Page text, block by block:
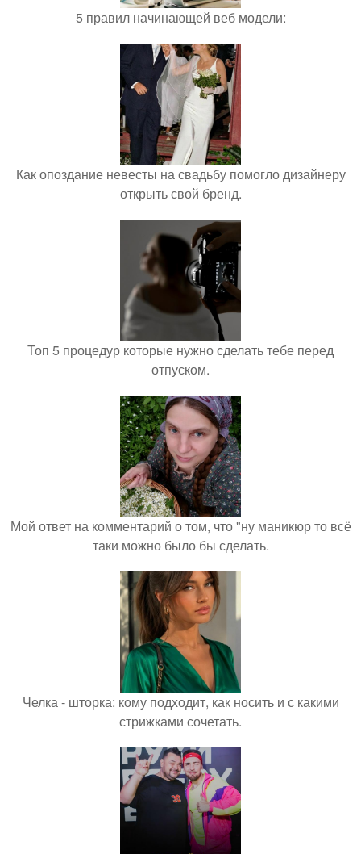
5 правил начинающей веб модели:
Как опоздание невесты на свадьбу помогло дизайнеру
открыть свой бренд.
Топ 5 процедур которые нужно сделать тебе перед
отпуском.
Мой ответ на комментарий о том, что "ну маникюр то всё
таки можно было бы сделать.
Челка - шторка: кому подходит, как носить и с какими
стрижками сочетать.